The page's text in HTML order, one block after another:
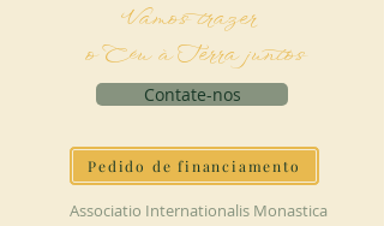
Vamos trazer
o Céu à Terra juntos
Contate-nos
Pedido de financiamento
Associatio Internationalis Monastica